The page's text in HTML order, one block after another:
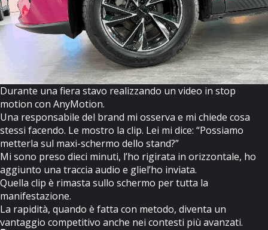
Durante una fiera stavo realizzando un video in stop
motion con AnyMotion.
Una responsabile del brand mi osserva e mi chiede cosa
stessi facendo. Le mostro la clip. Lei mi dice: “Possiamo
metterla sul maxi-schermo dello stand?”
Mi sono preso dieci minuti, l’ho rigirata in orizzontale, ho
aggiunto una traccia audio e gliel’ho inviata.
Quella clip è rimasta sullo schermo per tutta la
manifestazione.
La rapidità, quando è fatta con metodo, diventa un
vantaggio competitivo anche nei contesti più avanzati.